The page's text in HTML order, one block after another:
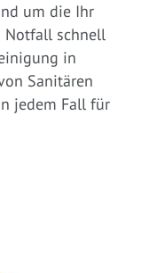
um die Ihr
Notfall schnell
in
Sanitären
jedem Fall für